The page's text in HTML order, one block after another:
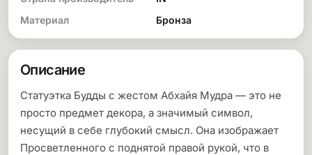
Материал
Бронза
Описание
Статуэтка Будды с жестом Абхайя Мудра — это не
просто предмет декора, а значимый символ,
несущий в себе глубокий смысл. Она изображает
Просветленного с поднятой правой рукой, что в